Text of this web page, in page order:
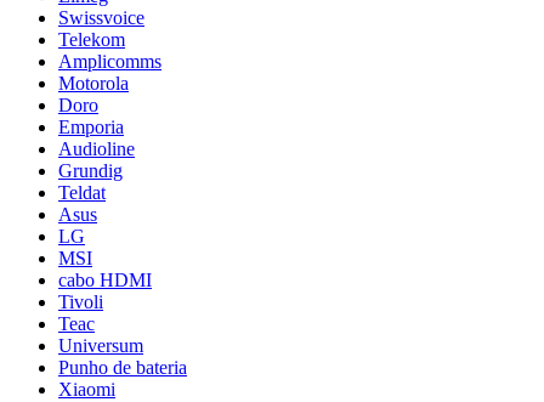
Swissvoice
Telekom
Amplicomms
Motorola
Doro
Emporia
Audioline
Grundig
Teldat
Asus
LG
MSI
cabo HDMI
Tivoli
Teac
Universum
Punho de bateria
Xiaomi